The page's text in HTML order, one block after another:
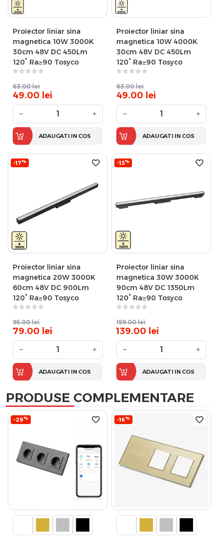
Proiector liniar sina
magnetica 10W 3000K
30cm 48V DC 450Lm
120° Ra≥90 Tosyco
63.00 lei
49.00 lei
− +
ADAUGATI IN COS
Proiector liniar sina
magnetica 10W 4000K
30cm 48V DC 450Lm
120° Ra≥90 Tosyco
63.00 lei
49.00 lei
− +
ADAUGATI IN COS
-17%
Proiector liniar sina
magnetica 20W 3000K
60cm 48V DC 900Lm
120° Ra≥90 Tosyco
95.00 lei
79.00 lei
− +
ADAUGATI IN COS
-13%
Proiector liniar sina
magnetica 30W 3000K
90cm 48V DC 1350Lm
120° Ra≥90 Tosyco
159.00 lei
139.00 lei
− +
ADAUGATI IN COS
PRODUSE COMPLEMENTARE
-29% -16%